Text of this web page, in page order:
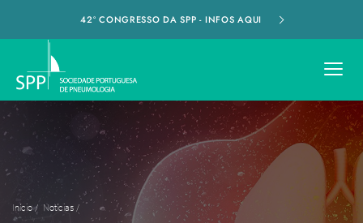
42º CONGRESSO DA SPP - INFOS AQUI
Início/ Notícias /